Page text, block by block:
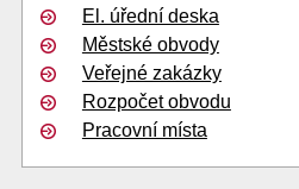
El. úřední deska
Městské obvody
Veřejné zakázky
Rozpočet obvodu
Pracovní místa